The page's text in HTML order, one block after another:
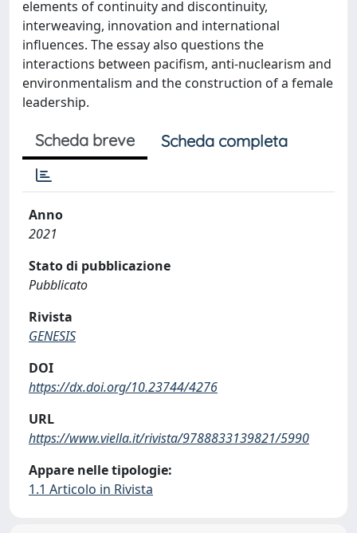
elements of continuity and discontinuity,
interweaving, innovation and international
influences. The essay also questions the
interactions between pacifism, anti-nuclearism and
environmentalism and the construction of a female
leadership.
Scheda breve Scheda completa
Anno
2021
Stato di pubblicazione
Pubblicato
Rivista
GENESIS
DOI
https://dx.doi.org/10.23744/4276
URL
https://www.viella.it/rivista/9788833139821/5990
Appare nelle tipologie:
1.1 Articolo in Rivista